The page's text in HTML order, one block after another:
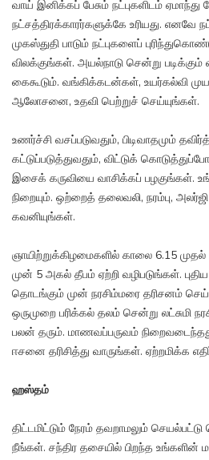
வாய் இனிக்கப் பேசும் நட்புகளிடம்
நட்சத்திரக்காரர்களுக்கே உரியது.
முகஸ்துதி பாடும் நட்புகளைப்
விலக்குங்கள். அயல்நாடு சென்று படிக்கும்
கைகூடும். வங்கிக்கடன்கள், உயர்கல்வி
ஆலோசனை, உதவி பெற்றுச் செய்யுங்கள்.
உணர்ச்சி வசப்படுவதும், பிடிவாதமும்
கட்டுப்படுத்துவதும், விட்டுக்
இசைக் கருவியை வாசிக்கப் பழகுங்கள்.
நிறையும். ஒற்றைத் தலைவலி, நரம்பு,
கவனியுங்கள்.
ஞாயிற்றுக்கிழமைகளில் காலை 6.15
முன் 5 அகல் தீபம் ஏற்றி வழிபடுங்கள்.
தொடங்கும் முன் நரசிம்மரை தரிசனம்
ஒருமுறை பரிக்கல் தலம் சென்று லட்சுமி
பலன் தரும். மாணவப்பருவம்
ஈசனை தரிசித்து வாருங்கள். ஏற்றமிக்க
ஹஸ்தம்
திட்டமிட்டும் நேரம் தவறாமலும்
நீங்கள். சந்திர தசையில் பிறந்த உங்களின்